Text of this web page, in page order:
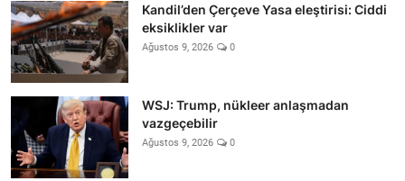
Kandil’den Çerçeve Yasa eleştirisi: Ciddi
eksiklikler var
Ağustos 9, 2026 0
WSJ: Trump, nükleer anlaşmadan
vazgeçebilir
Ağustos 9, 2026 0